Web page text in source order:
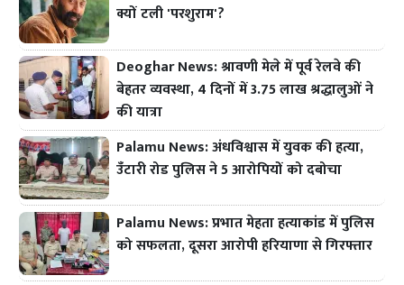
क्यों टली 'परशुराम'?
Deoghar News: श्रावणी मेले में पूर्व रेलवे की
बेहतर व्यवस्था, 4 दिनों में 3.75 लाख श्रद्धालुओं ने
की यात्रा
Palamu News: अंधविश्वास में युवक की हत्या,
उँटारी रोड पुलिस ने 5 आरोपियों को दबोचा
Palamu News: प्रभात मेहता हत्याकांड में पुलिस
को सफलता, दूसरा आरोपी हरियाणा से गिरफ्तार